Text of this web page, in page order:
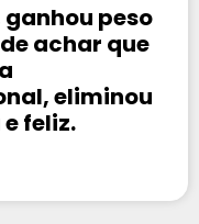
peso
achar que
eliminou
feliz.